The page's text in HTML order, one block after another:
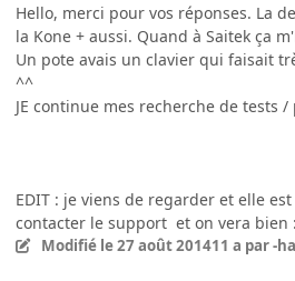
Hello, merci pour vos réponses. La
la Kone + aussi. Quand à Saitek ça
Un pote avais un clavier qui faisait
^^
JE continue mes recherche de tests /
EDIT : je viens de regarder et elle
contacter le support et on vera bien
Modifié le 27 août 201411 a par -